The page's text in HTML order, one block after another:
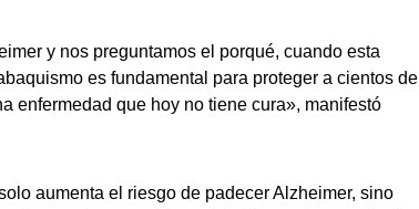
y nos preguntamos el porqué, cuando esta
es fundamental para proteger a cientos de
enfermedad que hoy no tiene cura», manifestó
aumenta el riesgo de padecer Alzheimer, sino